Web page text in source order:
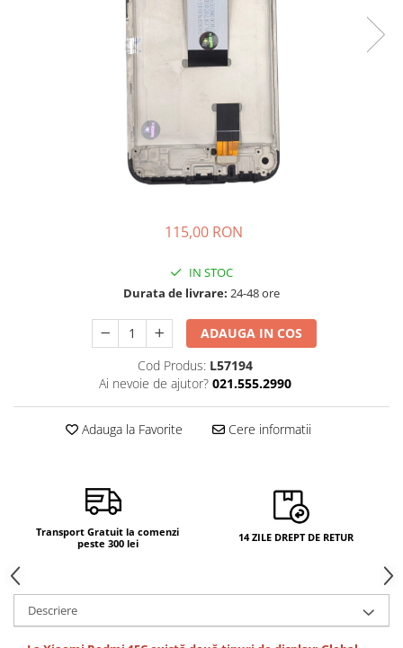
Folie protectie STICLA
Module si conectori incarcare
Suruburi si adezivi
Touchscreen
Piese din dezmembrari (SWAP)
115,00 RON
IN STOC
Durata de livrare: 24-48 ore
ADAUGA IN COS
Cod Produs: L57194
Ai nevoie de ajutor? 021.555.2990
Adauga la Favorite Cere informatii
Transport Gratuit la comenzi
peste 300 lei
14 ZILE DREPT DE RETUR
Descriere